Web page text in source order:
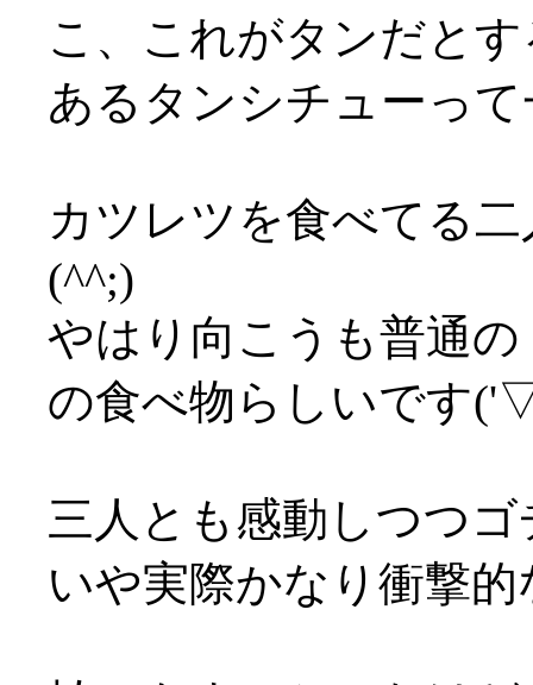
こ、これがタンだと
あるタンシチューっ
カツレツを食べてる
(^^;)
やはり向こうも普通
の食べ物らしいです
三人とも感動しつつ
いや実際かなり衝撃